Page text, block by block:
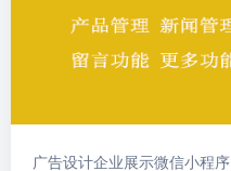
广告设计企业展示微信小程序